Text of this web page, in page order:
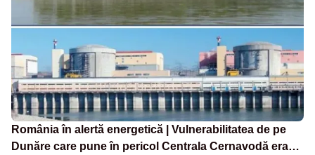
România în alertă energetică | Vulnerabilitatea de pe
Dunăre care pune în pericol Centrala Cernavodă era